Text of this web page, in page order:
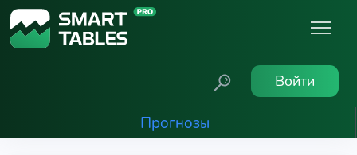
Войти
Прогнозы